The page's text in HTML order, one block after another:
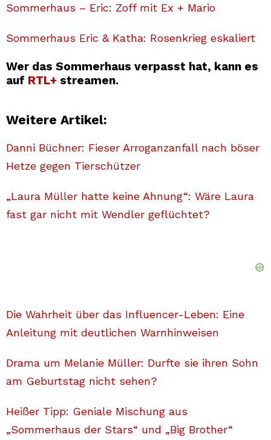
Sommerhaus – Eric: Zoff mit Ex + Mario
Sommerhaus Eric & Katha: Rosenkrieg eskaliert
Wer das Sommerhaus verpasst hat, kann es
auf RTL+ streamen.
Weitere Artikel:
Danni Büchner: Fieser Arroganzanfall nach böser
Hetze gegen Tierschützer
„Laura Müller hatte keine Ahnung“: Wäre Laura
fast gar nicht mit Wendler geflüchtet?
Die Wahrheit über das Influencer-Leben: Eine
Anleitung mit deutlichen Warnhinweisen
Drama um Melanie Müller: Durfte sie ihren Sohn
am Geburtstag nicht sehen?
Heißer Tipp: Geniale Mischung aus
„Sommerhaus der Stars“ und „Big Brother“